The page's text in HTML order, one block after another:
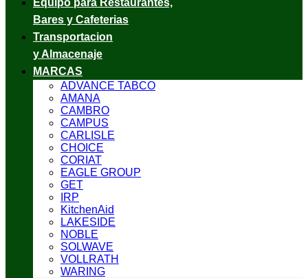
Equipo para Restaurantes,
Bares y Cafeterias
Transportacion
y Almacenaje
MARCAS
ADVANCE TABCO
AMANA
CAMBRO
CAMPUS
CARLISLE
CHOICE
CORIAT
EAGLE GROUP
GET
IRP
KitchenAid
LAKESIDE
NOBLE
SOLWAVE
VOLLRATH
WARING